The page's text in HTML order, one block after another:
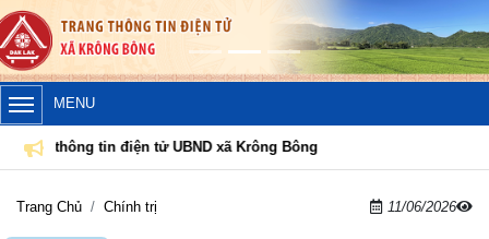
MENU
tin điện tử UBND xã Krông Bông
Trang Chủ Chính trị 11/06/2026